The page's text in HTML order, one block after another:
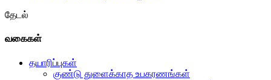
தேடல்
வகைகள்
தயாரிப்புகள்
குண்டு துளைக்காத உபகரணங்கள்